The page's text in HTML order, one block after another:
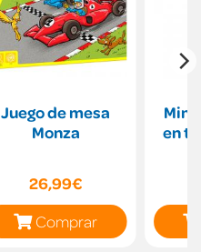
Juego de mesa
Monza
26,99€
Comprar
Mini
en